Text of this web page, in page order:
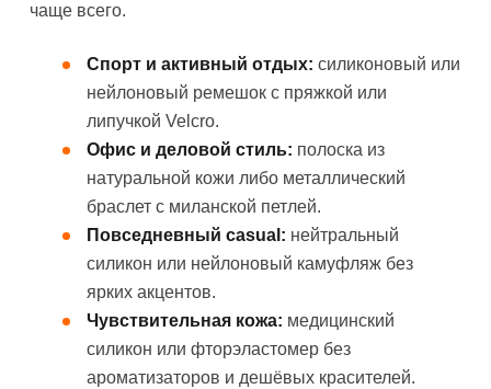
чаще всего.
Спорт и активный отдых: силиконовый или
нейлоновый ремешок с пряжкой или
липучкой Velcro.
Офис и деловой стиль: полоска из
натуральной кожи либо металлический
браслет с миланской петлей.
Повседневный casual: нейтральный
силикон или нейлоновый камуфляж без
ярких акцентов.
Чувствительная кожа: медицинский
силикон или фторэластомер без
ароматизаторов и дешёвых красителей.